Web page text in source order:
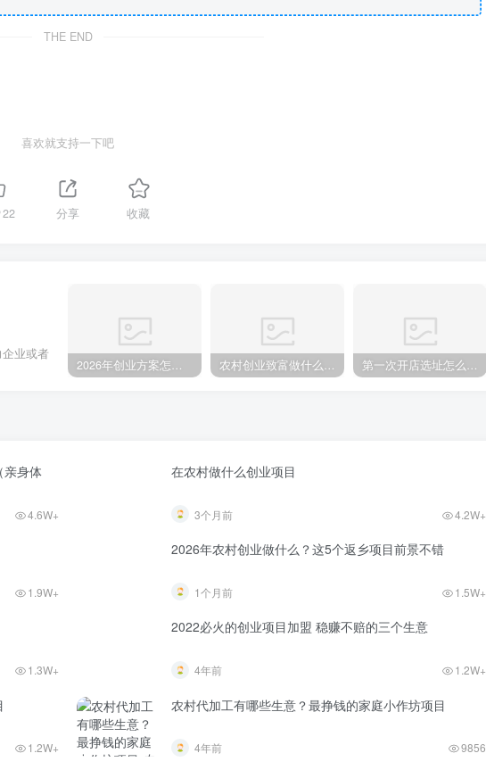
THE END
喜欢就支持一下吧
22 分享 收藏
业或者
2026年创业方案怎么做？从零起步的完整规划步骤 农村创业致富做什么好?2025年农村致富项目（亲身体验）分享真实可行的初期创业路子 第一次开店选址怎么避坑？2026年这几点经验让你少走弯路！
亲身体
4.6W+
在农村做什么创业项目
3个月前 4.2W+
1.9W+
2026年农村创业做什么？这5个返乡项目前景不错
1个月前 1.5W+
1.3W+
2022必火的创业项目加盟 稳赚不赔的三个生意
4年前 1.2W+
1.2W+
农村代加工有哪些生意？最挣钱的家庭小作坊项目
4年前 9856